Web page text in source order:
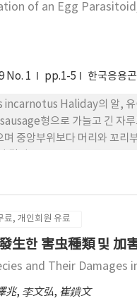
of an Egg
No. 1 pp.1-5 한국응용
incarnotus Haliday의 알, 유
형으로 가늘고 긴 자
중앙부위보다 머리와 꼬리
었다. 길이는 0.535 mm, 폭
8~9줄의 털이 散在해 있다.
료, 개인회원 유료
生한 害虫種類 및 加
and Their Damages
兆, 李文弘, 崔鐀文